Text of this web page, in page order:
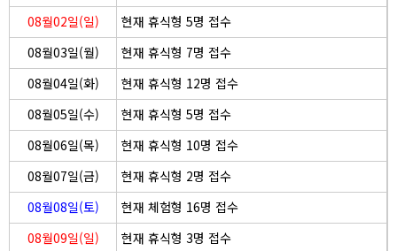
08월02일(일)
현재 휴식형 5명 접수
08월03일(월)
현재 휴식형 7명 접수
08월04일(화)
현재 휴식형 12명 접수
08월05일(수)
현재 휴식형 5명 접수
08월06일(목)
현재 휴식형 10명 접수
08월07일(금)
현재 휴식형 2명 접수
08월08일(토)
현재 체험형 16명 접수
08월09일(일)
현재 휴식형 3명 접수